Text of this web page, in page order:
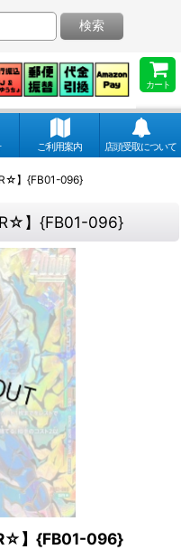
カート
検索
ご利用案内 店頭受取について
】{FB01-096}
】{FB01-096}
】{FB01-096}